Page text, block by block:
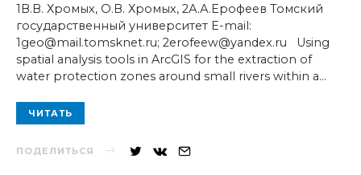
1В.В. Хромых, О.В. Хромых, 2А.А.Ерофеев Томский
государственный университет E-mail:
1geo@mail.tomsknet.ru; 2erofeew@yandex.ru Using
spatial analysis tools in ArcGIS for the extraction of
water protection zones around small rivers within a…
ЧИТАТЬ
ПОДЕЛИТЬСЯ